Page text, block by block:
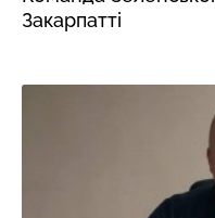
Закарпатті